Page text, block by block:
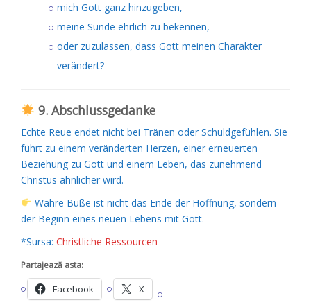
mich Gott ganz hinzugeben,
meine Sünde ehrlich zu bekennen,
oder zuzulassen, dass Gott meinen Charakter
verändert?
9. Abschlussgedanke
Echte Reue endet nicht bei Tränen oder Schuldgefühlen. Sie
führt zu einem veränderten Herzen, einer erneuerten
Beziehung zu Gott und einem Leben, das zunehmend
Christus ähnlicher wird.
Wahre Buße ist nicht das Ende der Hoffnung, sondern
der Beginn eines neuen Lebens mit Gott.
*Sursa: Christliche Ressourcen
Partajează asta:
Facebook X